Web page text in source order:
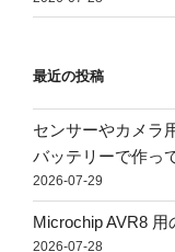
最近の投稿
センサーやカメラ
バッテリーで作っ
2026-07-29
Microchip AVR8
2026-07-28